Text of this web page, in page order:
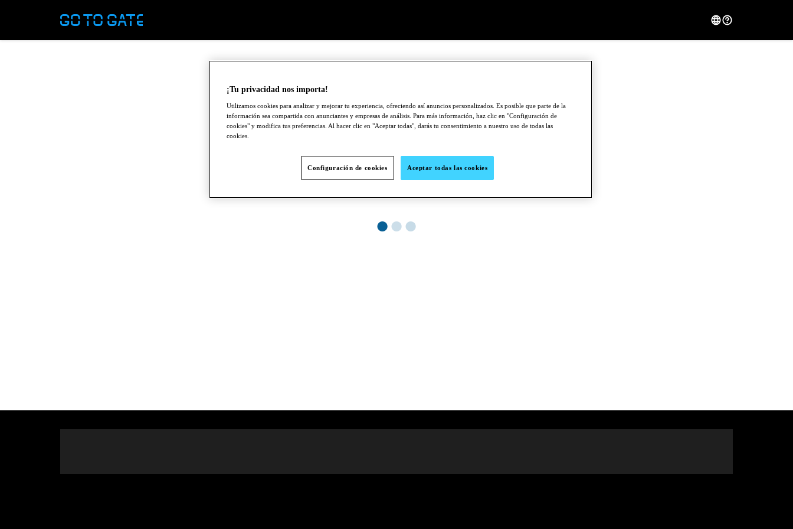
●●●
¡Tu privacidad nos importa!
Utilizamos cookies para analizar y mejorar tu experiencia, ofreciendo así anuncios personalizados. Es posible que parte de la
información sea compartida con anunciantes y empresas de análisis. Para más información, haz clic en "Configuración de
cookies" y modifica tus preferencias. Al hacer clic en "Aceptar todas", darás tu consentimiento a nuestro uso de todas las
cookies.
Configuración de cookies Aceptar todas las cookies